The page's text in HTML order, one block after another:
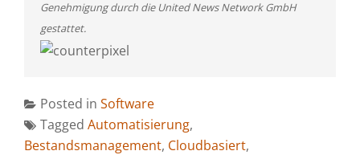
Genehmigung durch die United News Network GmbH
gestattet.
Posted in Software
Tagged Automatisierung,
Bestandsmanagement, Cloudbasiert,